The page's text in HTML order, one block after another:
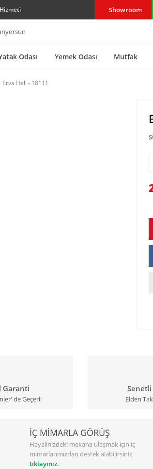
Showroom
Odası Yemek Odası Mutfak
Erva Halı - 18111
Garanti
de Geçerli Elden
İÇ MİMARLA GÖRÜŞ
Hayalinizdeki mekana ulaşmak için iç
mimarlarımızdan destek alabilirsiniz
tıklayınız.